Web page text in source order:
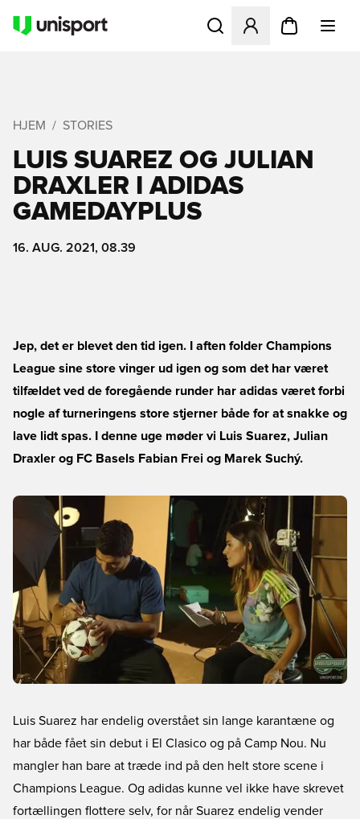
Åbner en Modal til at
HJEM STORIES
LUIS SUAREZ OG JULIAN
DRAXLER I ADIDAS
GAMEDAYPLUS
16. AUG. 2021, 08.39
Jep, det er blevet den tid igen. I aften folder Champions
League sine store vinger ud igen og som det har været
tilfældet ved de foregående runder har adidas været forbi
nogle af turneringens store stjerner både for at snakke og
lave lidt spas. I denne uge møder vi Luis Suarez, Julian
Draxler og FC Basels Fabian Frei og Marek Suchý.
Luis Suarez har endelig overstået sin lange karantæne og
har både fået sin debut i El Clasico og på Camp Nou. Nu
mangler han bare at træde ind på den helt store scene i
Champions League. Og adidas kunne vel ikke have skrevet
fortællingen flottere selv, for når Suarez endelig vender